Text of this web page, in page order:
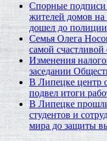
Спорные подписи
жителей домов
дошел до
Семья Олега
самой
Изменения
заседании
В Липецке центр
подвел итоги
В Липецке
студентов и
мира до защиты